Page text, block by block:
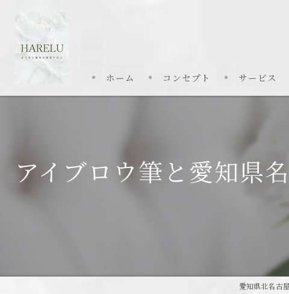
ホーム コンセプト サービス
アイブロウ筆と愛知県
愛知県北名古